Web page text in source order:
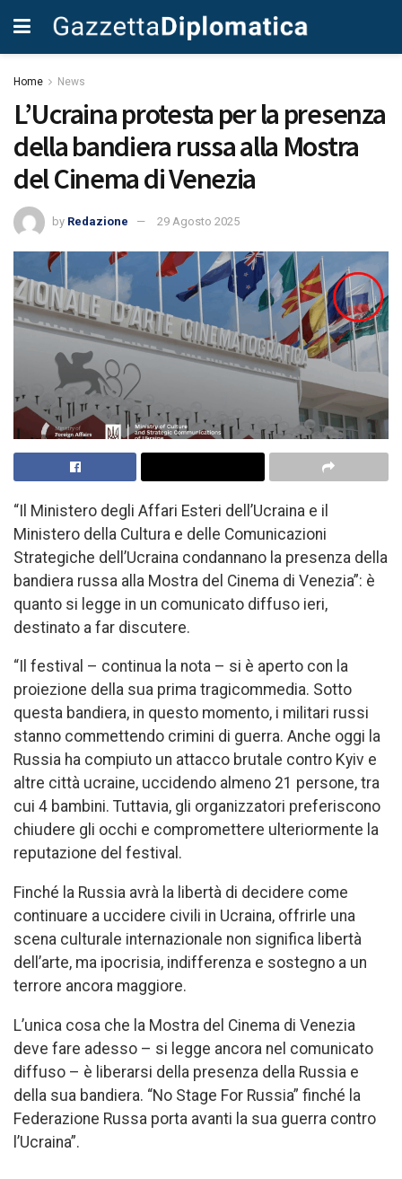
Home News
L’Ucraina protesta per la presenza
della bandiera russa alla Mostra
del Cinema di Venezia
by Redazione 29 Agosto 2025
“Il Ministero degli Affari Esteri dell’Ucraina e il
Ministero della Cultura e delle Comunicazioni
Strategiche dell’Ucraina condannano la presenza della
bandiera russa alla Mostra del Cinema di Venezia”: è
quanto si legge in un comunicato diffuso ieri,
destinato a far discutere.
“Il festival – continua la nota – si è aperto con la
proiezione della sua prima tragicommedia. Sotto
questa bandiera, in questo momento, i militari russi
stanno commettendo crimini di guerra. Anche oggi la
Russia ha compiuto un attacco brutale contro Kyiv e
altre città ucraine, uccidendo almeno 21 persone, tra
cui 4 bambini. Tuttavia, gli organizzatori preferiscono
chiudere gli occhi e compromettere ulteriormente la
reputazione del festival.
Finché la Russia avrà la libertà di decidere come
continuare a uccidere civili in Ucraina, offrirle una
scena culturale internazionale non significa libertà
dell’arte, ma ipocrisia, indifferenza e sostegno a un
terrore ancora maggiore.
L’unica cosa che la Mostra del Cinema di Venezia
deve fare adesso – si legge ancora nel comunicato
diffuso – è liberarsi della presenza della Russia e
della sua bandiera. “No Stage For Russia” finché la
Federazione Russa porta avanti la sua guerra contro
l’Ucraina”.